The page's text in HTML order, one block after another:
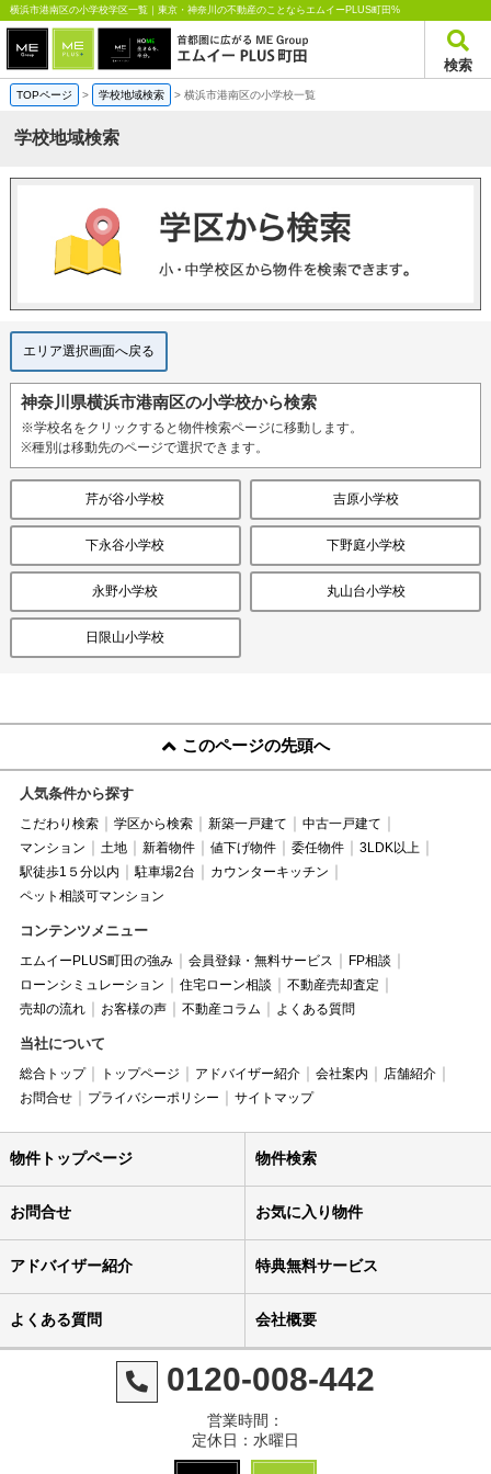
横浜市港南区の小学校学区一覧｜東京・神奈川の不動産のことならエムイーPLUS町田%
検索
TOPページ > 学校地域検索 > 横浜市港南区の小学校一覧
学校地域検索
エリア選択画面へ戻る
神奈川県横浜市港南区の小学校から検索
※学校名をクリックすると物件検索ページに移動します。
※種別は移動先のページで選択できます。
芹が谷小学校 吉原小学校
下永谷小学校 下野庭小学校
永野小学校 丸山台小学校
日限山小学校
このページの先頭へ
人気条件から探す
こだわり検索 学区から検索 新築一戸建て
中古一戸建て
マンション
土地 新着物件 値下げ物件 委任物件
3LDK以上
駅徒歩1５分以内
駐車場2台
カウンターキッチン
ペット相談可マンション
コンテンツメニュー
エムイーPLUS町田の強み 会員登録・無料サービス
FP相談
ローンシミュレーション
住宅ローン相談
不動産売却査定
売却の流れ
お客様の声 不動産コラム よくある質問
当社について
総合トップ トップページ アドバイザー紹介 会社案内
店舗紹介
お問合せ
プライバシーポリシー サイトマップ
物件トップページ 物件検索
お問合せ お気に入り物件
アドバイザー紹介 特典無料サービス
よくある質問 会社概要
0120-008-442
営業時間：
定休日：水曜日